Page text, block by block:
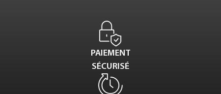
PAIEMENT
SÉCURISÉ